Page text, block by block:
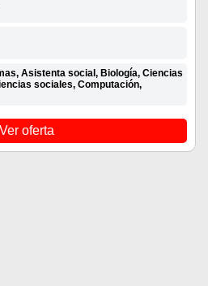
Asistenta social, Biología, Ciencias
sociales, Computación,
Ver oferta